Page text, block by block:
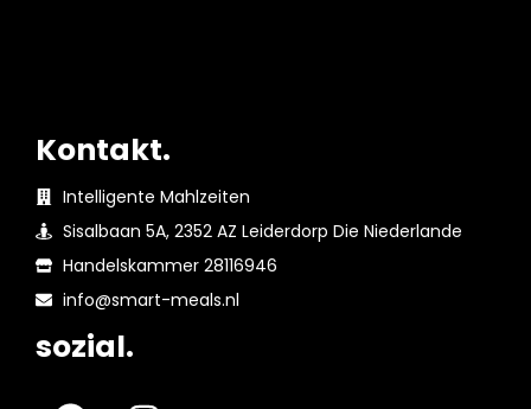
Kontakt.
Intelligente Mahlzeiten
Sisalbaan 5A, 2352 AZ Leiderdorp Die Niederlande
Handelskammer 28116946
info@smart-meals.nl
sozial.